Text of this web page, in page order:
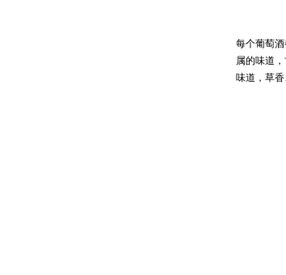
每个葡萄
属的味道
味道，草香